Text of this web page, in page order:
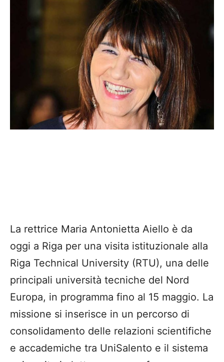
La rettrice Maria Antonietta Aiello è da
oggi a Riga per una visita istituzionale alla
Riga Technical University (RTU), una delle
principali università tecniche del Nord
Europa, in programma fino al 15 maggio. La
missione si inserisce in un percorso di
consolidamento delle relazioni scientifiche
e accademiche tra UniSalento e il sistema